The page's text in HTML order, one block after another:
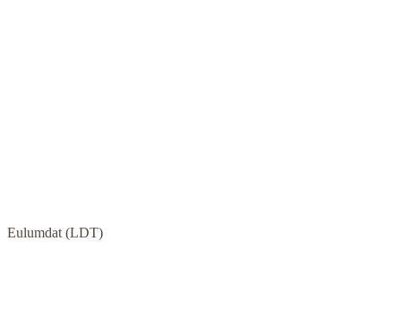
Eulumdat (LDT)